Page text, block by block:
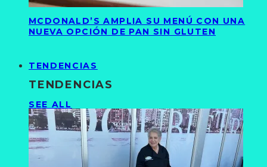
MCDONALD’S AMPLIA SU MENÚ CON UNA
NUEVA OPCIÓN DE PAN SIN GLUTEN
TENDENCIAS
TENDENCIAS
SEE ALL